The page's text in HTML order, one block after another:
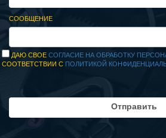
СООБЩЕНИЕ
ДАЮ СВОЕСОГЛАСИЕ НА ОБРАБОТКУ
СООТВЕТСТВИИ С ПОЛИТИКОЙ